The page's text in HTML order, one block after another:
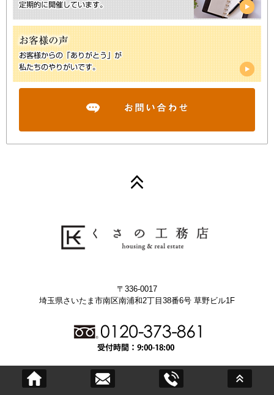
〒336-0017
埼玉県さいたま市南区南浦和2丁目38番6号 草野ビル1F